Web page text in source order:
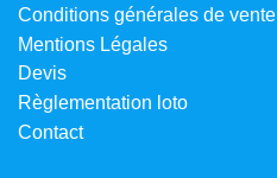
Conditions générales de vente
Mentions Légales
Devis
Règlementation loto
Contact